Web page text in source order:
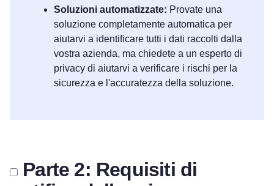
Soluzioni automatizzate: Provate una
soluzione completamente automatica per
aiutarvi a identificare tutti i dati raccolti dalla
vostra azienda, ma chiedete a un esperto di
privacy di aiutarvi a verificare i rischi per la
sicurezza e l'accuratezza della soluzione.
Parte 2: Requisiti di